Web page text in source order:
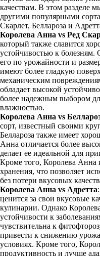
качествам. В этом разделе
другими популярными
Скарлет, Беллароза и
Королева Анна vs Ред
который также славится
устойчивостью к болезням.
его по урожайности и
имеют более гладкую
механическим
обладает высокой
более надежным выбором
влажностью.
Королева Анна vs
сорт, известный своими
Беллароза также имеет
Анна отличается более
делает ее идеальной для
Кроме того, Королева Анна
хранения, что позволяет
без потери вкусовых
Королева Анна vs Адретта
ценится за свои вкусовые
кулинарии. Однако
устойчивости к
чувствительна к
привести к снижению
условиях. Кроме того,
продуктивность и лучше